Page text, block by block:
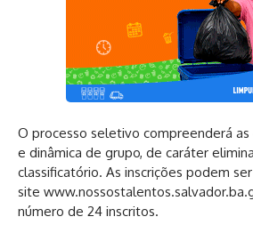
O processo seletivo compreenderá
e dinâmica de grupo, de caráter
classificatório. As inscrições podem
site
número de 24 inscritos.